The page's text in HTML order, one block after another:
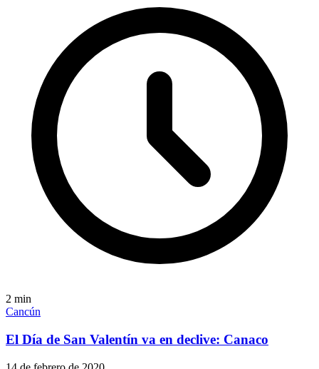
2 min
Cancún
El Día de San Valentín va en declive: Canaco